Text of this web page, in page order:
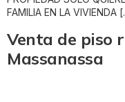
FAMILIA EN LA VIVIENDA
Venta de piso
Massanassa